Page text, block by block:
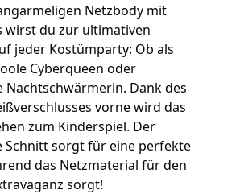
Netzbody mit
wirst du zur ultimativen
jeder Kostümparty: Ob als
Cyberqueen oder
Nachtschwärmerin. Dank des
vorne wird das
zum Kinderspiel. Der
Schnitt sorgt für eine perfekte
das Netzmaterial für den
sorgt!